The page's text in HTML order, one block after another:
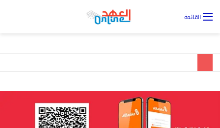
القائمة